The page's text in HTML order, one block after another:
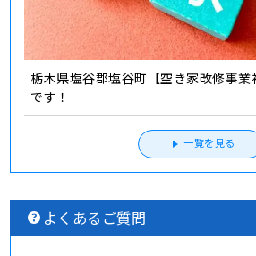
栃木県塩谷郡塩谷町【空き家改修事
です！
一覧を見る
よくあるご質問